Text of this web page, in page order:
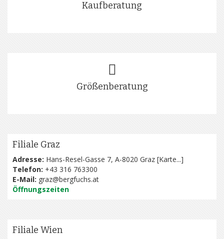
Kaufberatung
Größenberatung
Filiale Graz
Adresse: Hans-Resel-Gasse 7, A-8020 Graz [Karte...]
Telefon: +43 316 763300
E-Mail: graz@bergfuchs.at
Öffnungszeiten
Filiale Wien